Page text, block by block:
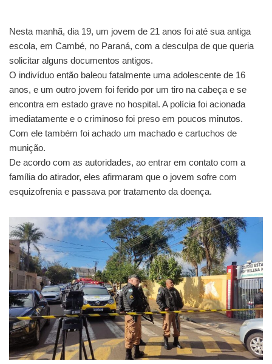
Nesta manhã, dia 19, um jovem de 21 anos foi até sua antiga
escola, em Cambé, no Paraná, com a desculpa de que queria
solicitar alguns documentos antigos.
O indivíduo então baleou fatalmente uma adolescente de 16
anos, e um outro jovem foi ferido por um tiro na cabeça e se
encontra em estado grave no hospital. A polícia foi acionada
imediatamente e o criminoso foi preso em poucos minutos.
Com ele também foi achado um machado e cartuchos de
munição.
De acordo com as autoridades, ao entrar em contato com a
família do atirador, eles afirmaram que o jovem sofre com
esquizofrenia e passava por tratamento da doença.